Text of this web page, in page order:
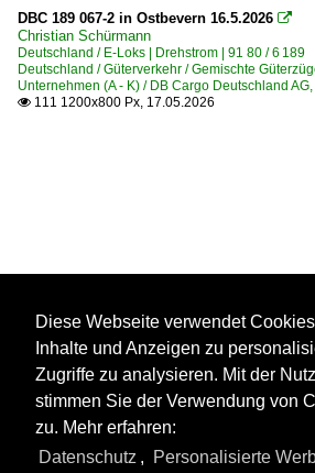
DBC 189 067-2 in Ostbevern 16.5.2026 
Christian Schürmann
Deutschland / E-Loks | Drehstrom | 91 80 / 6
Deutschland / Güterverkehr / Gemischte
Unternehmen (A - K) / DB Cargo Deutschland
 111 1200x800 Px, 17.05.2026
Diese Webseite verwendet
Inhalte und Anzeigen zu
Zugriffe zu analysieren. Mit der
stimmen Sie der Verwendung von
zu. Mehr erfahren:
Datenschutz , Personalisierte